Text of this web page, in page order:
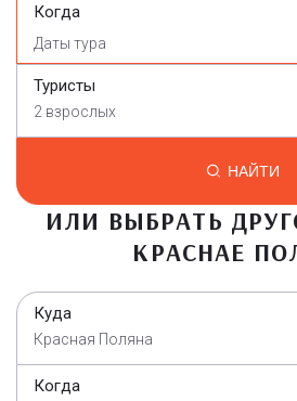
Когда
Туристы
2 взрослых
НАЙТИ
ИЛИ ВЫБРАТЬ
КРАСНАЕ
Куда
Красная Поляна
Когда